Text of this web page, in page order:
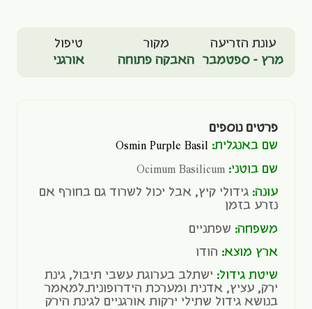
עונת הזריעה
מרץ - ספטמבר
מקור
האבקה פתוחה
טיפול
אורגני
פרטים נוספים
שם באנגלית:
שם בוטני:
עונה: גידולי קיץ, אבל יכול לשרוד גם בחורף אם
נזרע בזמן
משפחה: שפתניים
ארץ מוצא: הודו
שיטת גידול: ישתלב בערוגת עשבי תיבול, גינת
ירק, עציץ, אדנית ומערכת הידרופונית.למאמר
בנושא גידול שתילי ירקות אורגניים לגינת הירק